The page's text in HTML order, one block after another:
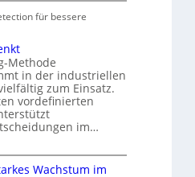
für bessere
Methode
in der industriellen
zum Einsatz.
vordefinierten
im…
Wachstum im